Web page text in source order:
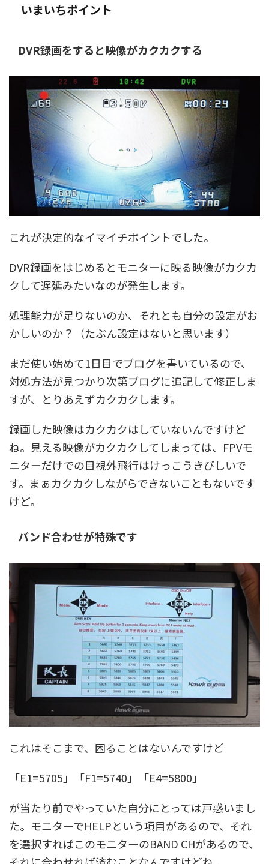
いまいちポイント
DVR録画をすると映像がカクカクする
これが決定的なイマイチポイントでした。
DVR録画をはじめるとモニターに映る映像がカクカ
クして遅延みたいなのが発生します。
処理能力が足りないのか、それとも自分の設定がお
かしいのか？（たぶん設定はないと思います）
まだ使い始めて1日目でブログを書いているので、
対処方法が見つかり次第ブログに追記して修正しま
すが、とりあえずカクカクします。
録画した映像はカクカクはしていないんですけど
ね。見える映像がカクカクしてしまっては、FPVモ
ニターだけでの目視外飛行はけっこうきびしいで
す。まぁカクカクしながらできないこともないです
けど。
バンド合わせが特殊です
これはそこまで、困ることはないんですけど
「E1=5705」
「F1=5740」
「E4=5800」
が当たり前でやっていた自分にとっては戸惑いまし
た。モニターでHELPという項目があるので、それ
を選択すればこのモニターのBAND CHがあるので、